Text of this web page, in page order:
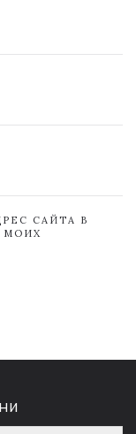
САЙТА В
МОИХ